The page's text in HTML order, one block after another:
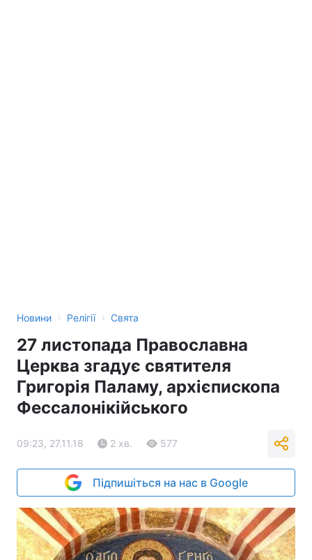
Новини › Релігії › Свята
27 листопада Православна
Церква згадує святителя
Григорія Паламу, архієпископа
Фессалонікійського
09:23, 27.11.18 2 хв. 577
Підпишіться на нас в Google